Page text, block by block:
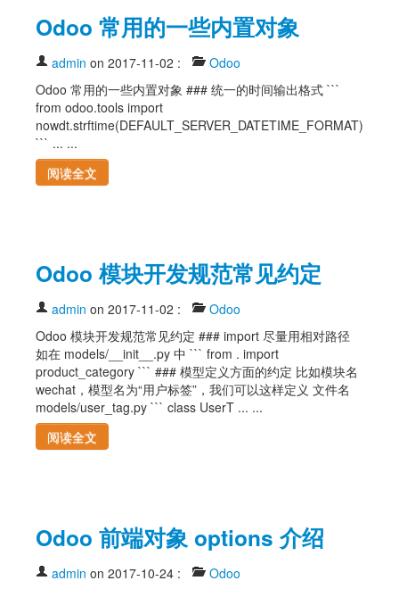
Odoo 常用的一些内置对象
admin on 2017-11-02 :
Odoo
Odoo 常用的一些内置对象 ### 统一的时间输出格式 ```
from odoo.tools import
nowdt.strftime(DEFAULT_SERVER_DATETIME_FORMAT)
``` ... ...
阅读全文
Odoo 模块开发规范常见约定
admin on 2017-11-02 :
Odoo
Odoo 模块开发规范常见约定 ### import 尽量用相对路径
如在 models/__init__.py 中 ``` from . import
product_category ``` ### 模型定义方面的约定 比如模块名
wechat，模型名为“用户标签”，我们可以这样定义 文件名
models/user_tag.py ``` class UserT ... ...
阅读全文
Odoo 前端对象 options 介绍
admin on 2017-10-24 :
Odoo